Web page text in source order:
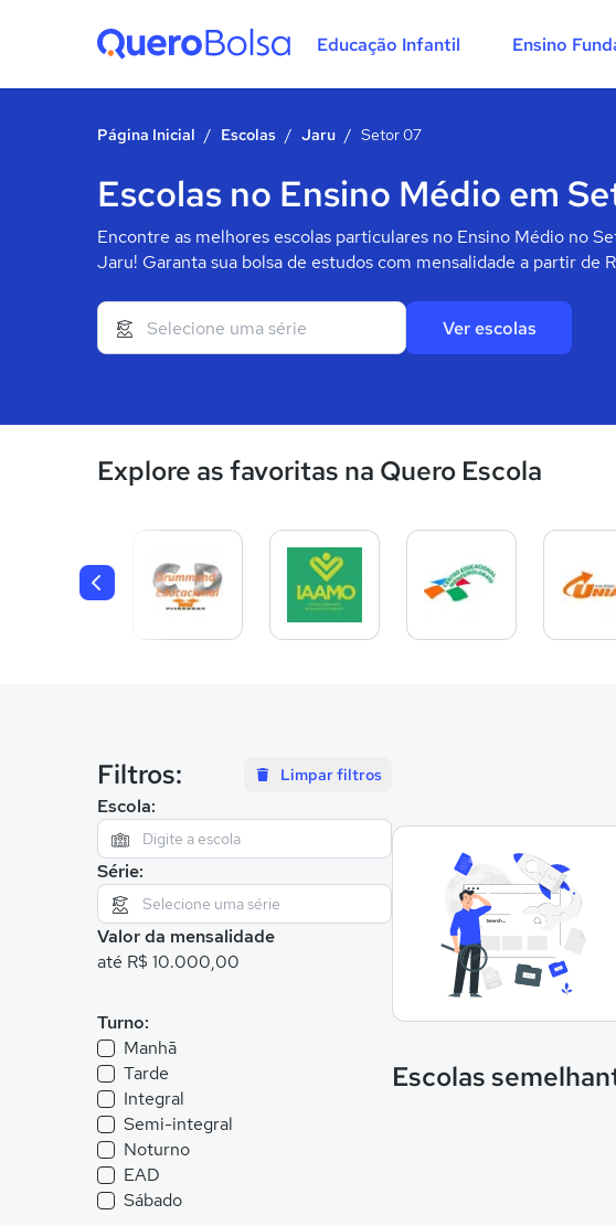
Educação Infantil Ensino
Página Inicial / Escolas / Jaru / Setor 07
Escolas no Ensino Médio em
Encontre as melhores escolas particulares no Ensino Médio no
Jaru! Garanta sua bolsa de estudos com mensalidade a partir de
Ver escolas
Explore as favoritas na Quero Escola
Filtros: Limpar filtros
Escola:
Série:
Valor da mensalidade
até R$ 10.000,00
Turno:
Manhã
Tarde
Integral
Semi-integral
Noturno
EAD
Sábado
Escolas